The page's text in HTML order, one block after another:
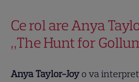
Ce rol are Anya
„The Hunt for
Anya Taylor-Joy o va